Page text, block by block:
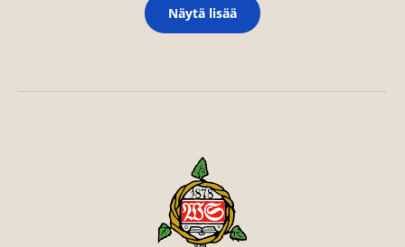
Näytä lisää